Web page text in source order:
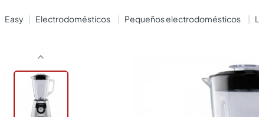
electrodomésticos pequeños electrodomésticos